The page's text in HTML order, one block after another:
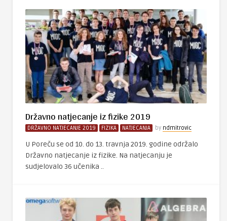
Državno natjecanje iz fizike 2019
DRŽAVNO NATJECANJE 2019 FIZIKA NATJECANJA by ndmitrovic
U Poreču se od 10. do 13. travnja 2019. godine održalo
Državno natjecanje iz fizike. Na natjecanju je
sudjelovalo 36 učenika ..